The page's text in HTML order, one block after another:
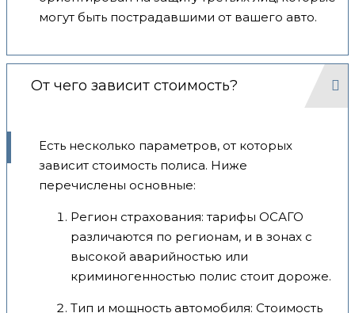
могут быть пострадавшими от вашего авто.
От чего зависит стоимость?
Есть несколько параметров, от которых
зависит стоимость полиса. Ниже
перечислены основные:
Регион страхования: тарифы ОСАГО
различаются по регионам, и в зонах с
высокой аварийностью или
криминогенностью полис стоит дороже.
Тип и мощность автомобиля: Стоимость